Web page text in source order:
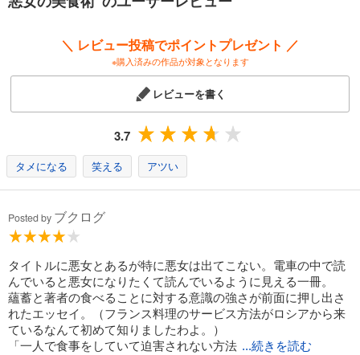
＼ レビュー投稿でポイントプレゼント ／
※購入済みの作品が対象となります
レビューを書く
3.7
タメになる 笑える アツい
Posted by ブクログ
タイトルに悪女とあるが特に悪女は出てこない。電車の中で読
んでいると悪女になりたくて読んでいるように見える一冊。
蘊蓄と著者の食べることに対する意識の強さが前面に押し出さ
れたエッセイ。（フランス料理のサービス方法がロシアから来
ているなんて初めて知りましたわよ。）
「一人で食事をしていて迫害されない方法 ...続きを読む